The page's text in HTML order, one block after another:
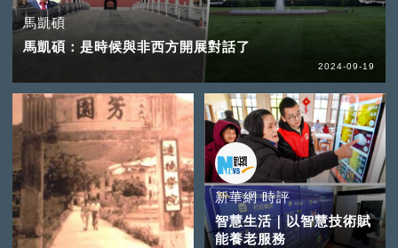
馬凱碩
馬凱碩：是時候與非西方開展對話了
2024-09-19
新華網 時評
智慧生活｜以智慧技術賦
能養老服務